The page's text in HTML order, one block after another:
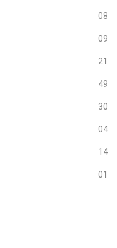
08
09
21
49
30
04
14
01